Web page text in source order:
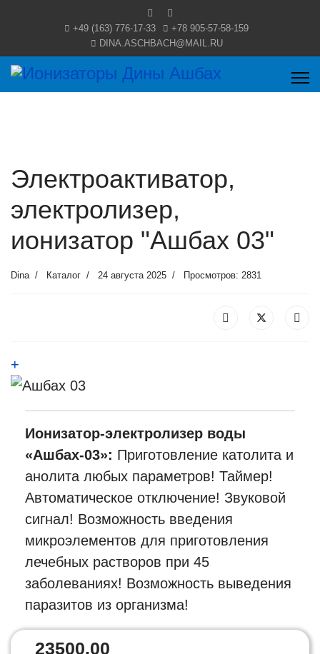
+49 (163) 776-17-33
+78 905-57-58-159
DINA.ASCHBACH@MAIL.RU
Электроактиватор,
электролизер,
ионизатор "Ашбах 03"
Dina Каталог 24 августа 2025 Просмотров: 2831
+
Ионизатор-электролизер воды
«Ашбах-03»: Приготовление католита и
анолита любых параметров! Таймер!
Автоматическое отключение! Звуковой
сигнал! Возможность введения
микроэлементов для приготовления
лечебных растворов при 45
заболеваниях! Возможность выведения
паразитов из организма!
23500.00